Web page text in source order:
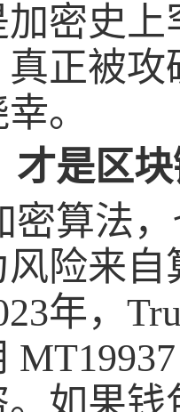
密史
真正被
。
才是区
密算法
险来
年，